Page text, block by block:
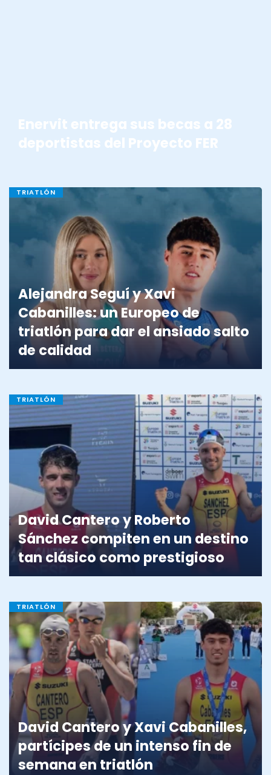
Enervit entrega sus becas a 28
deportistas del Proyecto FER
TRIATLÓN
Alejandra Seguí y Xavi
Cabanilles: un Europeo de
triatlón para dar el ansiado salto
de calidad
TRIATLÓN
David Cantero y Roberto
Sánchez compiten en un destino
tan clásico como prestigioso
TRIATLÓN
David Cantero y Xavi Cabanilles,
partícipes de un intenso fin de
semana en triatlón